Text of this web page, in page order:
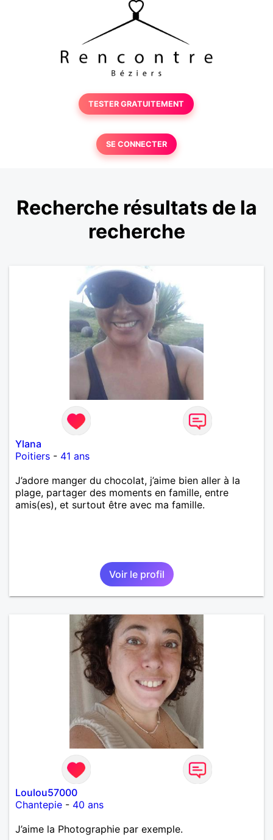
TESTER GRATUITEMENT
SE CONNECTER
Recherche résultats de la
recherche
Ylana
Poitiers - 41 ans
J’adore manger du chocolat, j’aime bien aller à la
plage, partager des moments en famille, entre
amis(es), et surtout être avec ma famille.
Voir le profil
Loulou57000
Chantepie - 40 ans
J’aime la Photographie par exemple.